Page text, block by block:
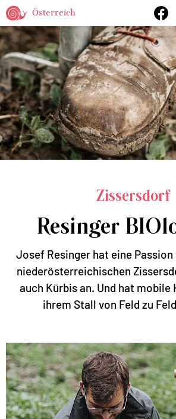
Österreich
Zissersdorf
Resinger
Josef Resinger hat eine
niederösterreichischen
auch Kürbis an. Und hat mobile
ihrem Stall von Feld zu